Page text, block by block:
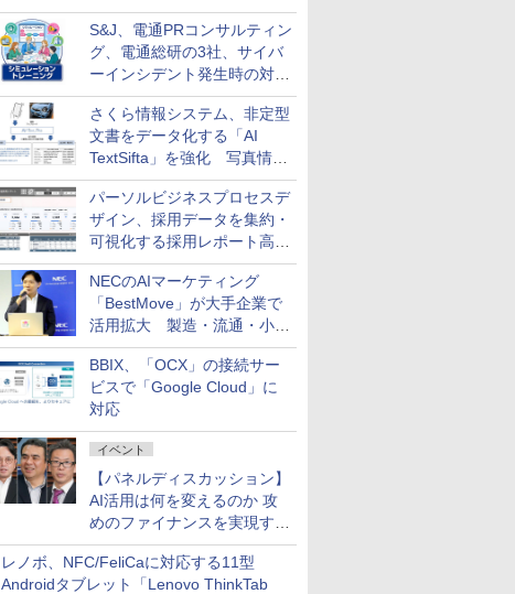
S&J、電通PRコンサルティン
グ、電通総研の3社、サイバ
ーインシデント発生時の対応
と危機管理広報を一体的に訓
練するプログラムを提供
さくら情報システム、非定型
文書をデータ化する「AI
TextSifta」を強化 写真情報
のデータ化などに対応
パーソルビジネスプロセスデ
ザイン、採用データを集約・
可視化する採用レポート高速
化サービスを提供
NECのAIマーケティング
「BestMove」が大手企業で
活用拡大 製造・流通・小売
企業・広告代理店などが実装
フェーズへ
BBIX、「OCX」の接続サー
ビスで「Google Cloud」に
対応
イベント
【パネルディスカッション】
AI活用は何を変えるのか 攻
めのファイナンスを実現する
業務設計とマインドセット変
革
レノボ、NFC/FeliCaに対応する11型
Androidタブレット「Lenovo ThinkTab